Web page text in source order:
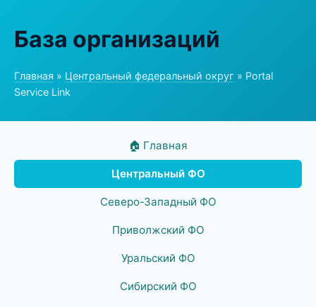
База организаций
Главная » Центральный федеральный округ » Portal
Service Link
🏠 Главная
Центральный ФО
Северо-Западный ФО
Приволжский ФО
Уральский ФО
Сибирский ФО